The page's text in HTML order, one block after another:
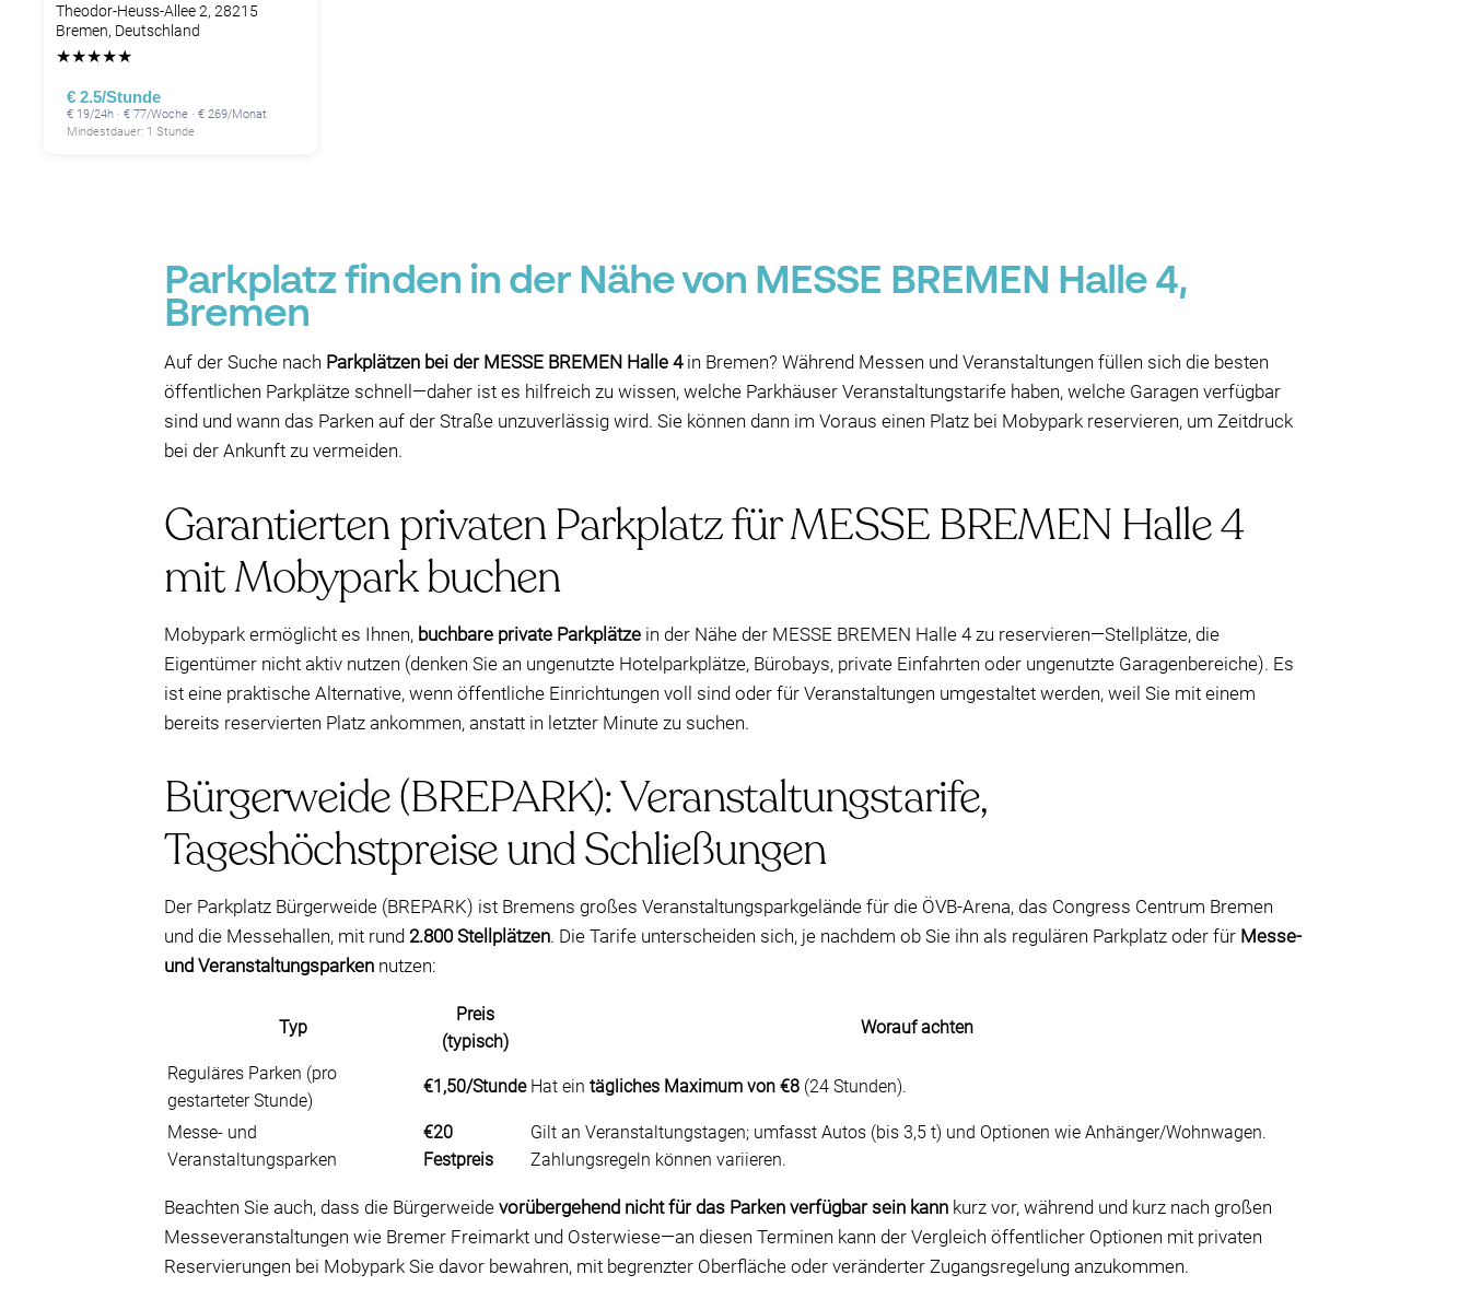
Theodor-Heuss-Allee 2, 28215
Bremen, Deutschland
★★★★★
€ 2.5/Stunde
€ 19/24h · € 77/Woche · € 269/Monat
Mindestdauer: 1 Stunde
Parkplatz finden in der Nähe von MESSE BREMEN Halle 4,
Bremen
Auf der Suche nach Parkplätzen bei der MESSE BREMEN Halle 4in Bremen? Während Messen und Veranstaltungen füllen sich die besten
öffentlichen Parkplätze schnell—daher ist es hilfreich zu wissen, welche Parkhäuser Veranstaltungstarife haben, welche Garagen verfügbar
sind und wann das Parken auf der Straße unzuverlässig wird. Sie können dann im Voraus einen Platz bei Mobypark reservieren, um Zeitdruck
bei der Ankunft zu vermeiden.
Garantierten privaten Parkplatz für MESSE BREMEN Halle 4
mit Mobypark buchen
Mobypark ermöglicht es Ihnen, buchbare private Parkplätze in der Nähe der MESSE BREMEN Halle 4 zu reservieren—Stellplätze, die
Eigentümer nicht aktiv nutzen (denken Sie an ungenutzte Hotelparkplätze, Bürobays, private Einfahrten oder ungenutzte Garagenbereiche). Es
ist eine praktische Alternative, wenn öffentliche Einrichtungen voll sind oder für Veranstaltungen umgestaltet werden, weil Sie mit einem
bereits reservierten Platz ankommen, anstatt in letzter Minute zu suchen.
Bürgerweide (BREPARK): Veranstaltungstarife,
Tageshöchstpreise und Schließungen
Der Parkplatz Bürgerweide (BREPARK) ist Bremens großes Veranstaltungsparkgelände für die ÖVB-Arena, das Congress Centrum Bremen
und die Messehallen, mit rund 2.800 Stellplätzen. Die Tarife unterscheiden sich, je nachdem ob Sie ihn als regulären Parkplatz oder für Messe-
und Veranstaltungsparken nutzen:
Typ
Preis
(typisch)
Worauf achten
Reguläres Parken (pro
gestarteter Stunde)
€1,50/Stunde Hat ein tägliches Maximum von €8 (24 Stunden).
Messe- und
Veranstaltungsparken
€20
Festpreis
Gilt an Veranstaltungstagen; umfasst Autos (bis 3,5 t) und Optionen wie Anhänger/Wohnwagen.
Zahlungsregeln können variieren.
Beachten Sie auch, dass die Bürgerweide vorübergehend nicht für das Parken verfügbar sein kann kurz vor, während und kurz nach großen
Messeveranstaltungen wie Bremer Freimarkt und Osterwiese—an diesen Terminen kann der Vergleich öffentlicher Optionen mit privaten
Reservierungen bei Mobypark Sie davor bewahren, mit begrenzter Oberfläche oder veränderter Zugangsregelung anzukommen.